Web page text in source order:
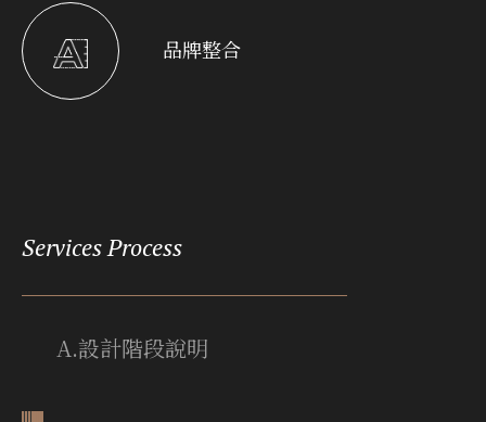
品牌整合
Services Process
A.設計階段說明